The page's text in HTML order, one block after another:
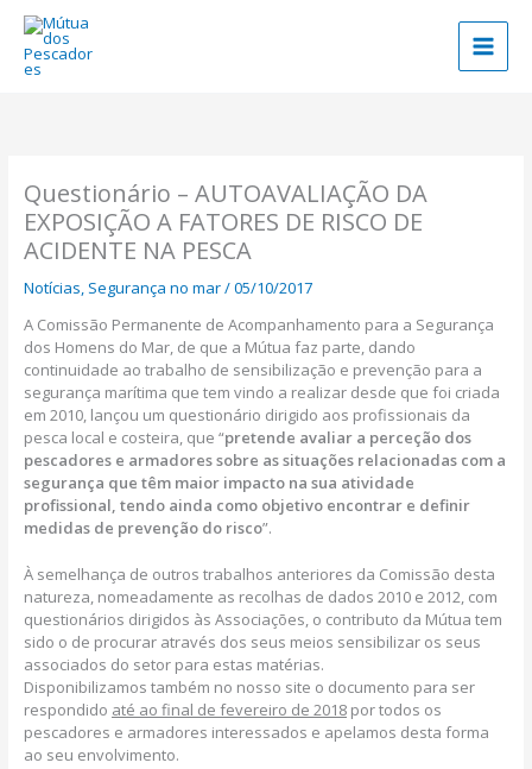
content
Questionário – AUTOAVALIAÇÃO DA
EXPOSIÇÃO A FATORES DE RISCO DE
ACIDENTE NA PESCA
Notícias Segurança no mar/05/10/2017
A Comissão Permanente de Acompanhamento para a Segurança
dos Homens do Mar, de que a Mútua faz parte, dando
continuidade ao trabalho de sensibilização e prevenção para a
segurança marítima que tem vindo a realizar desde que foi criada
em 2010, lançou um questionário dirigido aos profissionais da
pesca local e costeira, que “pretende avaliar a perceção dos
pescadores e armadores sobre as situações relacionadas com a
segurança que têm maior impacto na sua atividade
profissional, tendo ainda como objetivo encontrar e definir
medidas de prevenção do risco”.
À semelhança de outros trabalhos anteriores da Comissão desta
natureza, nomeadamente as recolhas de dados 2010 e 2012, com
questionários dirigidos às Associações, o contributo da Mútua tem
sido o de procurar através dos seus meios sensibilizar os seus
associados do setor para estas matérias.
Disponibilizamos também no nosso site o documento para ser
respondido até ao final de fevereiro de 2018 por todos os
pescadores e armadores interessados e apelamos desta forma
ao seu envolvimento.